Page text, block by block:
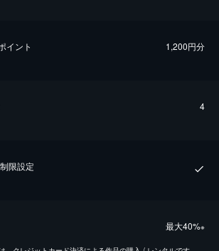
イント 1,200円分
4
限設定
最⼤40%※